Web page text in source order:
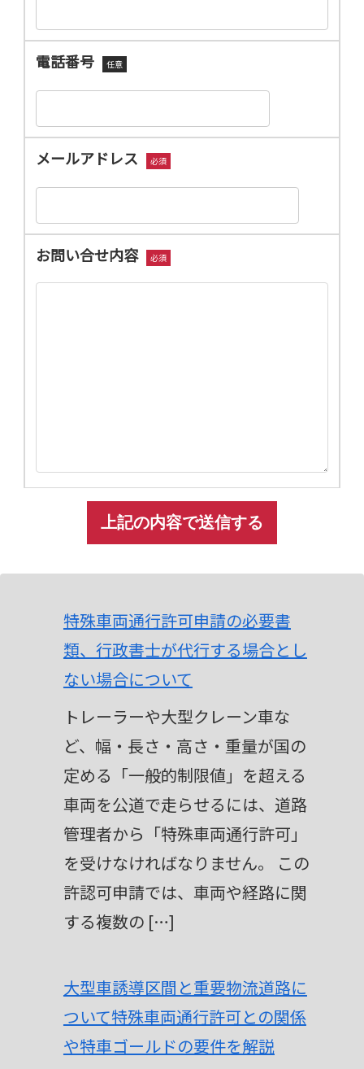
電話番号 任意
メールアドレス 必須
お問い合せ内容 必須
特殊車両通行許可申請の必要書
類、行政書士が代行する場合とし
ない場合について
トレーラーや大型クレーン車な
ど、幅・長さ・高さ・重量が国の
定める「一般的制限値」を超える
車両を公道で走らせるには、道路
管理者から「特殊車両通行許可」
を受けなければなりません。 この
許認可申請では、車両や経路に関
する複数の […]
大型車誘導区間と重要物流道路に
ついて特殊車両通行許可との関係
や特車ゴールドの要件を解説